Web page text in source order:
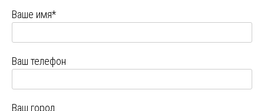
Ваше имя*
Ваш телефон
Ваш город